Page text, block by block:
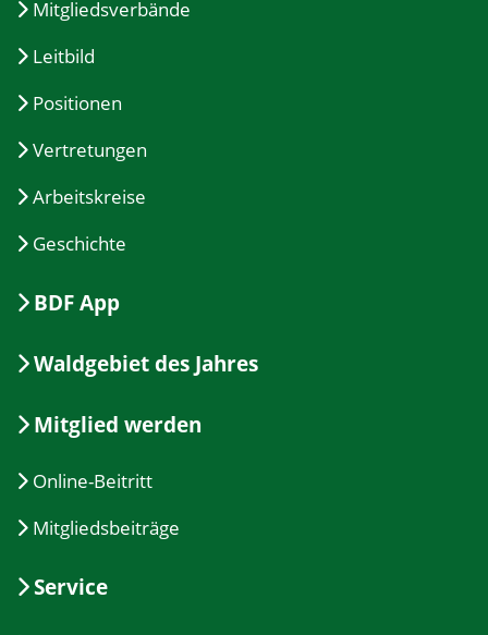
Mitgliedsverbände
Leitbild
Positionen
Vertretungen
Arbeitskreise
Geschichte
BDF App
Waldgebiet des Jahres
Mitglied werden
Online-Beitritt
Mitgliedsbeiträge
Service